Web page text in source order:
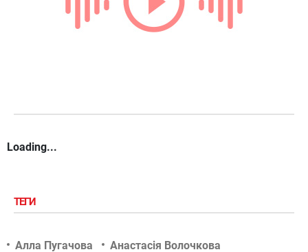
Loading...
ТЕГИ
Алла Пугачова
Анастасія Волочкова